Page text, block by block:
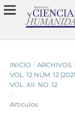
INICIO / ARCHIVOS /
VOL. 12 NÚM. 12
VOL. XII: NO. 12
/
Artículos